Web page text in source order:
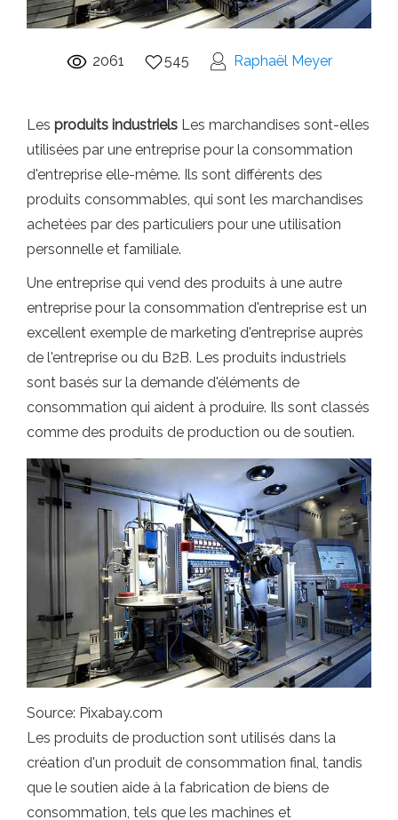
2061 545 Raphaël Meyer
Les produits industriels Les marchandises sont-elles
utilisées par une entreprise pour la consommation
d'entreprise elle-même. Ils sont différents des
produits consommables, qui sont les marchandises
achetées par des particuliers pour une utilisation
personnelle et familiale.
Une entreprise qui vend des produits à une autre
entreprise pour la consommation d'entreprise est un
excellent exemple de marketing d'entreprise auprès
de l'entreprise ou du B2B. Les produits industriels
sont basés sur la demande d'éléments de
consommation qui aident à produire. Ils sont classés
comme des produits de production ou de soutien.
Source: Pixabay.com
Les produits de production sont utilisés dans la
création d'un produit de consommation final, tandis
que le soutien aide à la fabrication de biens de
consommation, tels que les machines et